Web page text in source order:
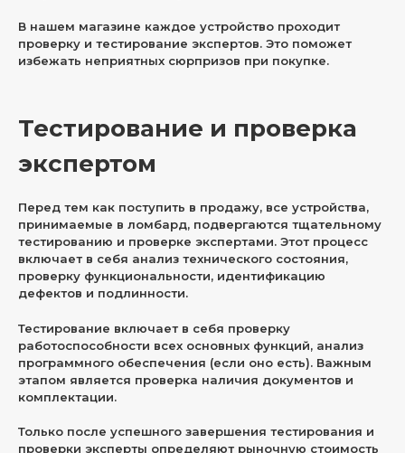
В нашем магазине каждое устройство проходит
проверку и тестирование экспертов. Это поможет
избежать неприятных сюрпризов при покупке.
Тестирование и проверка
экспертом
Перед тем как поступить в продажу, все устройства,
принимаемые в ломбард, подвергаются тщательному
тестированию и проверке экспертами. Этот процесс
включает в себя анализ технического состояния,
проверку функциональности, идентификацию
дефектов и подлинности.
Тестирование включает в себя проверку
работоспособности всех основных функций, анализ
программного обеспечения (если оно есть). Важным
этапом является проверка наличия документов и
комплектации.
Только после успешного завершения тестирования и
проверки эксперты определяют рыночную стоимость